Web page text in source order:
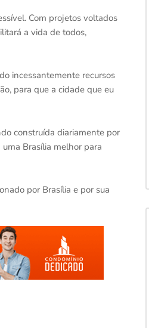
Com projetos voltados
a vida de todos,
incessantemente recursos
para que a cidade que eu
construída diariamente por
Brasília melhor para
por Brasília e por sua